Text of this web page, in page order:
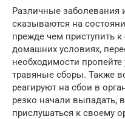
Различные заболевания
сказываются на
прежде чем приступить
домашних условиях,
необходимости
травяные сборы. Также
реагируют на сбои в
резко начали выпадать,
прислушаться к своему